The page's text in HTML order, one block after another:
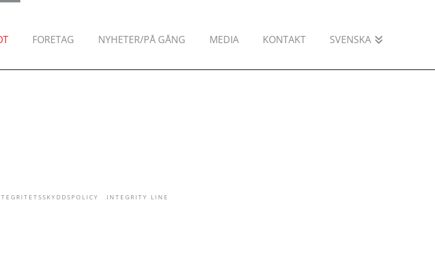
FORETAG NYHETER/PÅ GÅNG MEDIA KONTAKT SVENSKA
INTEGRITY LINE